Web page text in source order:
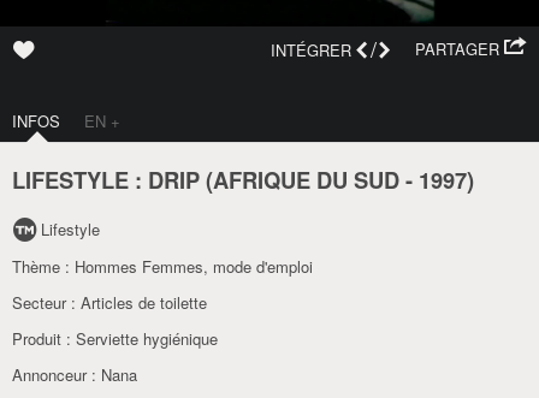
PARTAGER
INTÉGRER /
INFOS EN +
LIFESTYLE : DRIP (AFRIQUE DU SUD- 1997)
Lifestyle
Thème : Hommes Femmes, mode d'emploi
Secteur : Articles de toilette
Produit : Serviette hygiénique
Annonceur : Nana